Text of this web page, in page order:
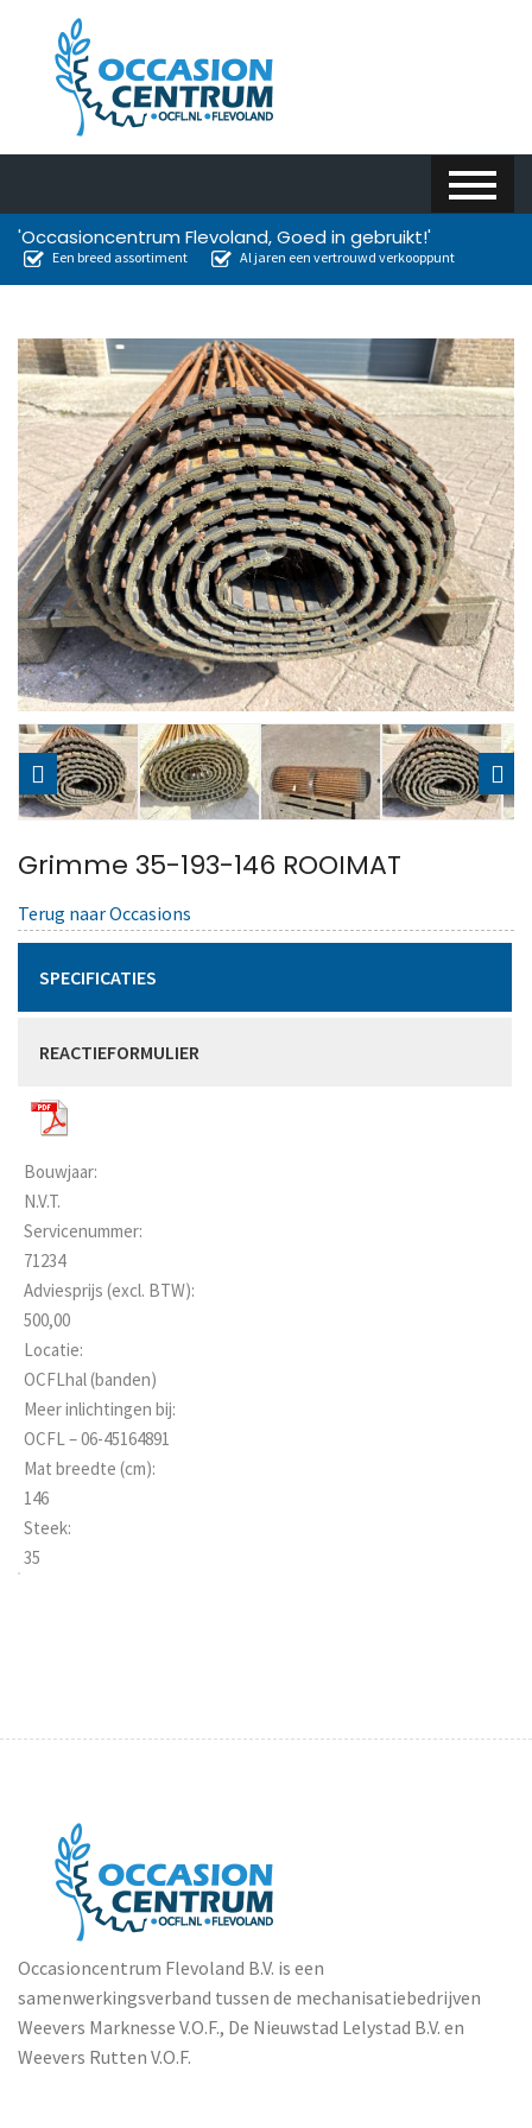
'Occasioncentrum Flevoland, Goed in gebruikt!'
Een breed assortiment Al jaren een vertrouwd verkooppunt
Grimme 35-193-146 ROOIMAT
Terug naar Occasions
SPECIFICATIES
REACTIEFORMULIER
Bouwjaar:
N.V.T.
Servicenummer:
71234
Adviesprijs (excl. BTW):
500,00
Locatie:
OCFLhal (banden)
Meer inlichtingen bij:
OCFL – 06-45164891
Mat breedte (cm):
146
Steek:
35
Occasioncentrum Flevoland B.V. is een
samenwerkingsverband tussen de mechanisatiebedrijven
Weevers Marknesse V.O.F., De Nieuwstad Lelystad B.V. en
Weevers Rutten V.O.F.